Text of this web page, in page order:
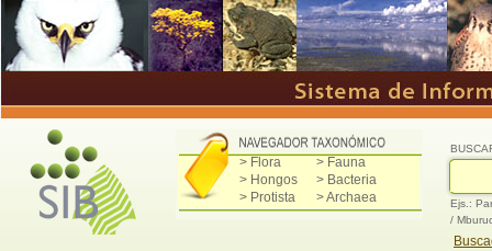
> Flora
> Fauna
> Hongos
> Bacteria
> Protista
> Archaea
Ejs.:
/